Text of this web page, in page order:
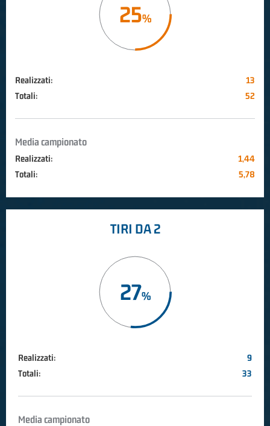
25
Realizzati:
13
Totali:
52
Media campionato
Realizzati:
1,44
Totali:
5,78
TIRI DA 2
27
Realizzati:
9
Totali:
33
Media campionato